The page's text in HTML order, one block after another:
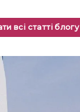
всі статті блогу